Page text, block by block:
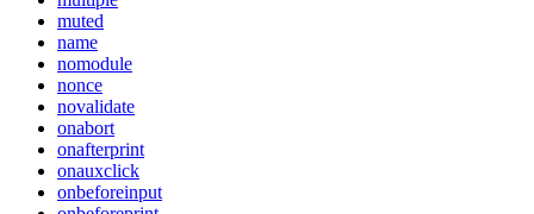
muted
name
nomodule
nonce
novalidate
onabort
onafterprint
onauxclick
onbeforeinput